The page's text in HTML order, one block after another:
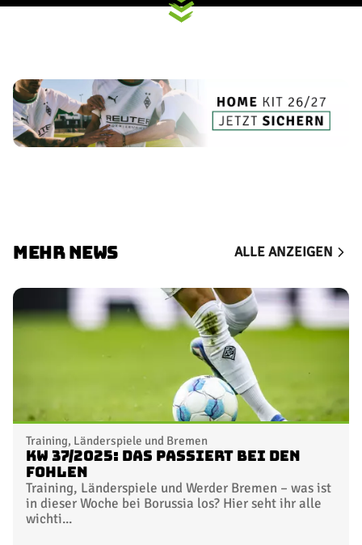
MEHR NEWS ALLE ANZEIGEN
Training, Länderspiele und Bremen
KW 37/2025: Das passiert bei den
Fohlen
Training, Länderspiele und Werder Bremen – was ist
in dieser Woche bei Borussia los? Hier seht ihr alle
wichti...